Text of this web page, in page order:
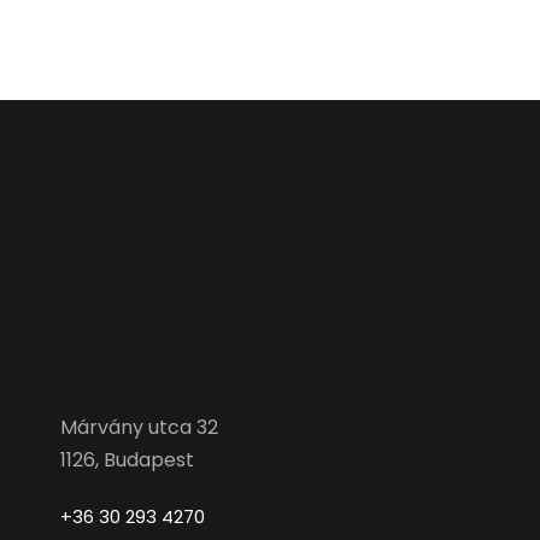
Márvány utca 32
1126, Budapest
+36 30 293 4270